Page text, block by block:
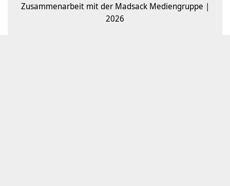
Zusammenarbeit mit der Madsack Mediengruppe |
2026